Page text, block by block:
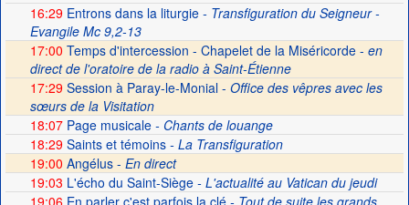
16:29Entrons dans la liturgie- Transfiguration du Seigneur -
Evangile Mc 9,2-13
17:00 Temps d'intercession - Chapelet de la Miséricorde - en
direct de l'oratoire de la radio à Saint-Étienne
17:29 Session à Paray-le-Monial - Office des vêpres avec les
sœurs de la Visitation
18:07Page musicale- Chants de louange
18:29Saints et témoins- La Transfiguration
19:00 Angélus - En direct
19:03 L'écho du Saint-Siège- L'actualité au Vatican du jeudi
19:06En parler c'est parfois la clé- Tout de suite les grands